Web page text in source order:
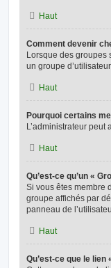
Haut
Comment devenir
Lorsque des groupes
un groupe
Haut
Pourquoi certains
L’administrateur
Haut
Qu’est-ce qu’un «
Si vous êtes membre
groupe affichés par
panneau de
Haut
Qu’est-ce que le lien